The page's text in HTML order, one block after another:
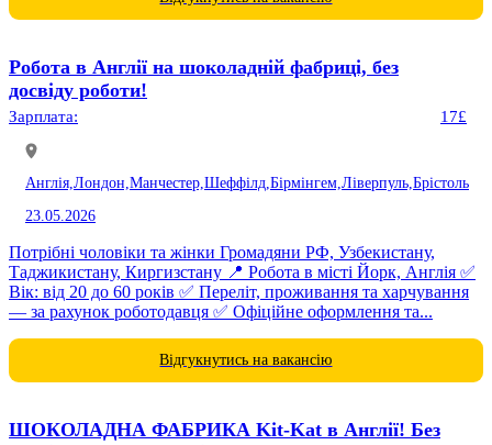
Робота в Англії на шоколадній фабриці, без
досвіду роботи!
Зарплата: 17£
Англія, Лондон, Манчестер, Шеффілд, Бірмінгем, Ліверпуль, Брістоль
23.05.2026
Потрібні чоловіки та жінки Громадяни РФ, Узбекистану,
Таджикистану, Киргизстану 📍 Робота в місті Йорк, Англія ✅
Вік: від 20 до 60 років ✅ Переліт, проживання та харчування
— за рахунок роботодавця ✅ Офіційне оформлення та...
Відгукнутись на вакансію
ШОКОЛАДНА ФАБРИКА Kit-Kat в Англії! Без